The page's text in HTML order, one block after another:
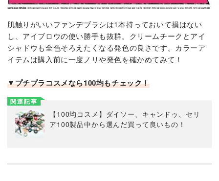
肌触りがいいファンデブラシは1本持っておいて損はない
し、アイブロウの使い勝手も抜群。クリームチークとアイ
シャドウも全色そろえたくなる発色の良さです。カラーア
イテムは購入前に一度ノリや発色を確かめてみて！
▼プチプラコスメなら100均もチェック！
関連記事
【100均コスメ】ダイソー、キャンドゥ、セリ
ア100製品中から選んだ買って良いもの！